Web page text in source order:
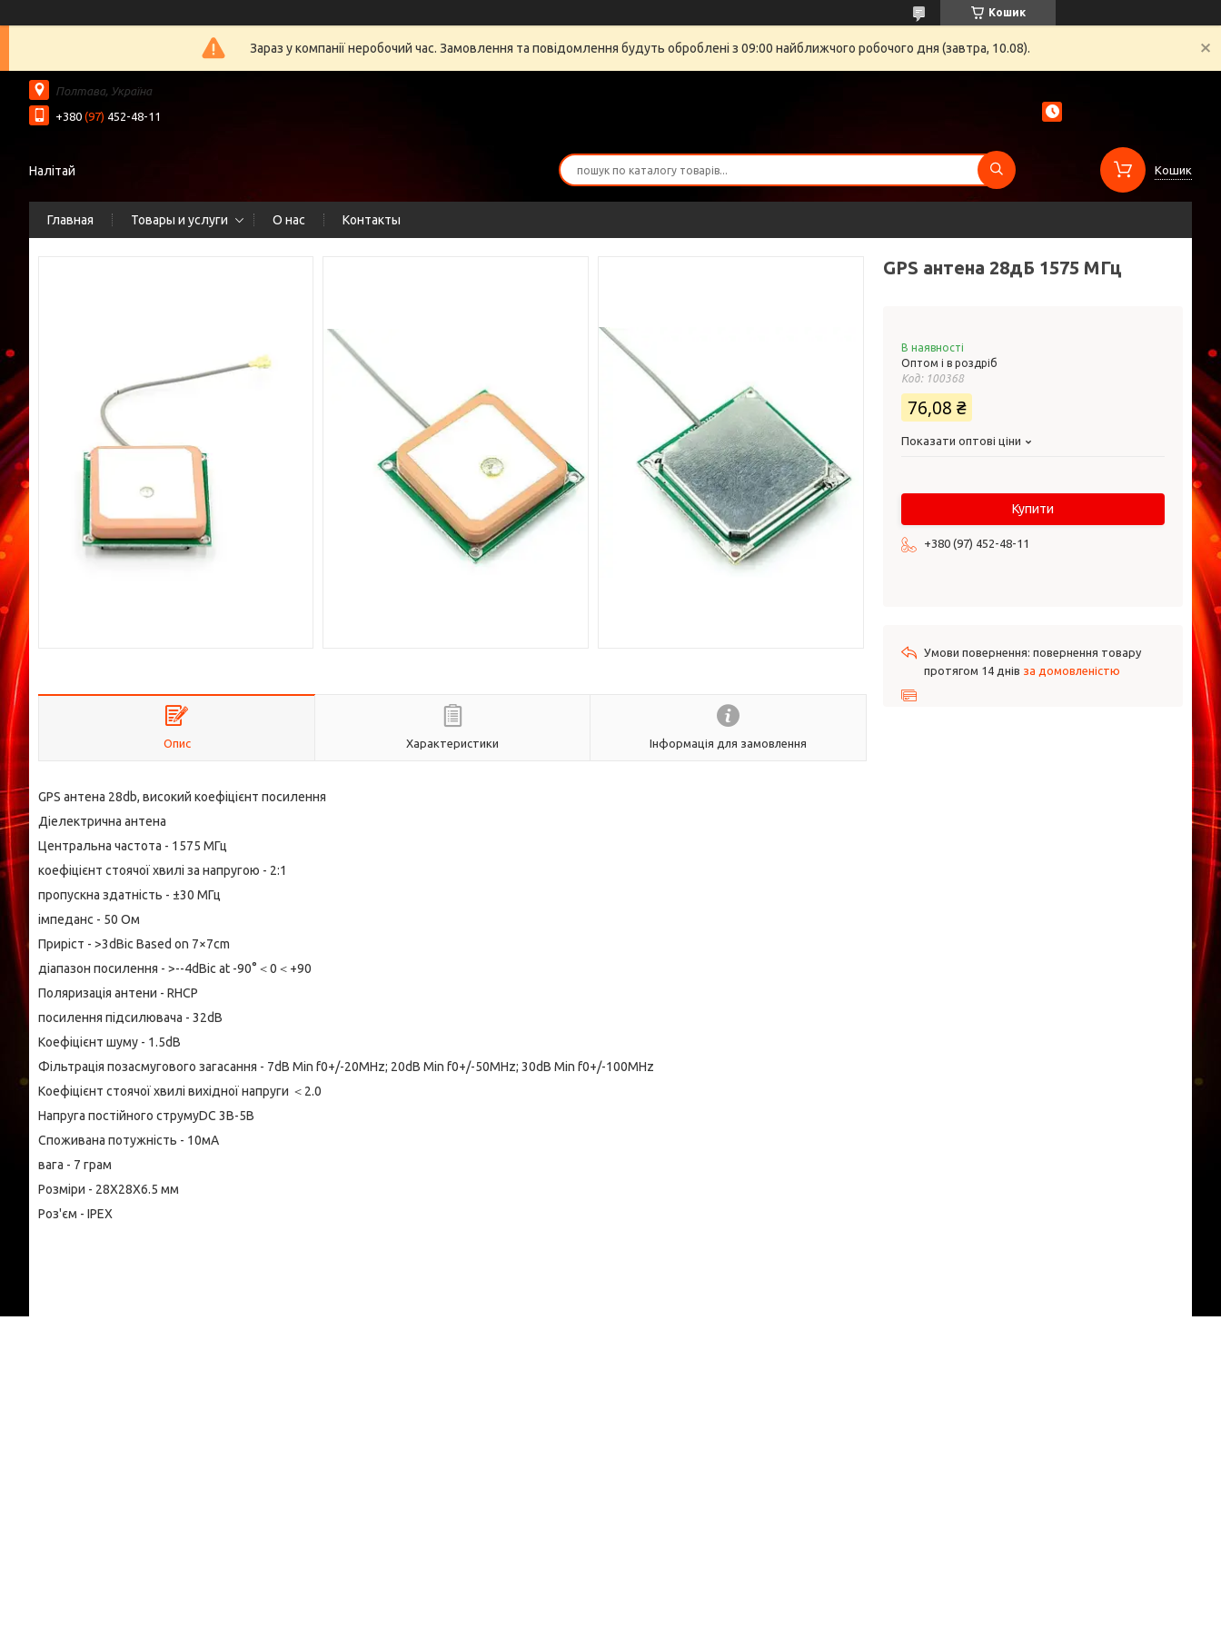
Кошик
Зараз у компанії неробочий час. Замовлення та повідомлення будуть оброблені з 09:00 найближчого робочого дня (завтра, 10.08).
Полтава, Україна
+380 (97) 452-48-11
Налітай Кошик
Главная Товары и услуги О нас Контакты
Опис Характеристики Інформація для замовлення
GPS антена 28db, високий коефіцієнт посилення
Діелектрична антена
Центральна частота - 1575 МГц
коефіцієнт стоячої хвилі за напругою - 2:1
пропускна здатність - ±30 МГц
імпеданс - 50 Ом
Приріст - >3dBic Based on 7×7cm
діапазон посилення - >--4dBic at -90°＜0＜+90
Поляризація антени - RHCP
посилення підсилювача - 32dB
Коефіцієнт шуму - 1.5dB
Фільтрація позасмугового загасання - 7dB Min f0+/-20MHz; 20dB Min f0+/-50MHz; 30dB Min f0+/-100MHz
Коефіцієнт стоячої хвилі вихідної напруги ＜2.0
Напруга постійного струмуDC 3В-5В
Споживана потужність - 10мА
вага - 7 грам
Розміри - 28X28X6.5 мм
Роз'єм - IPEX
GPS антена 28дБ 1575 МГц
В наявності
Оптом і в роздріб
Код: 100368
76,08 ₴
Показати оптові ціни
Купити
+380 (97) 452-48-11
повернення товару
протягом 14 днів за домовленістю